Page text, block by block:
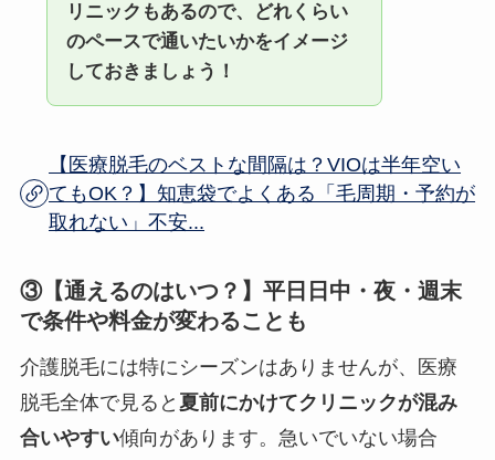
リニックもあるので、どれくらい
のペースで通いたいかをイメージ
しておきましょう！
【医療脱毛のベストな間隔は？VIOは半年空い
てもOK？】知恵袋でよくある「毛周期・予約が
取れない」不安...
③【通えるのはいつ？】平日日中・夜・週末
で条件や料金が変わることも
介護脱毛には特にシーズンはありませんが、医療
脱毛全体で見ると 夏前にかけてクリニックが混み
合いやすい傾向があります。急いでいない場合